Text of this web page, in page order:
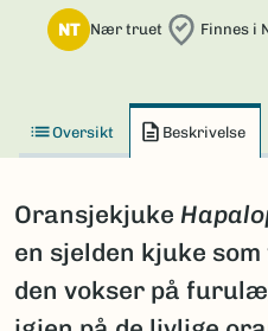
NT Nær truet Finnes i
Oversikt Beskrivelse
Oransjekjuke
en sjelden kjuke
den vokser på